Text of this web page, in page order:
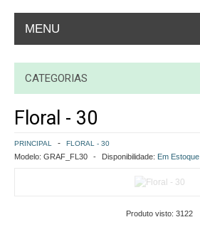
MENU
A EMPRESA
CONTATO
COMO COMPRAR
POLÍTICA DE FRETE GRÁTIS
CATEGORIAS
Floral - 30
PRINCIPAL FLORAL - 30
Modelo: GRAF_FL30 Disponibilidade: Em Estoque
Produto visto: 3122